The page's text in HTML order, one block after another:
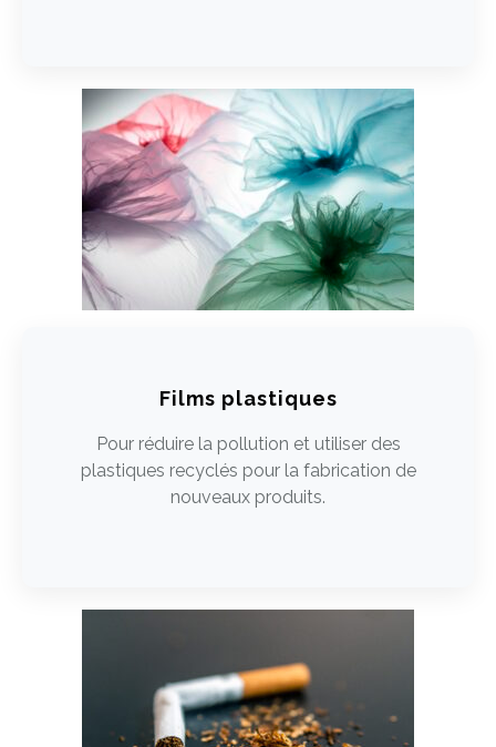
Films plastiques
Pour réduire la pollution et utiliser des
plastiques recyclés pour la fabrication de
nouveaux produits.